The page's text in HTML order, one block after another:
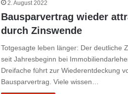
2. August 2022
Bausparvertrag wieder
durch Zinswende
Totgesagte leben länger: Der deutliche
seit Jahresbeginn bei
Dreifache führt zur Wiederentdeckung
Bausparvertrag. Viele wissen…